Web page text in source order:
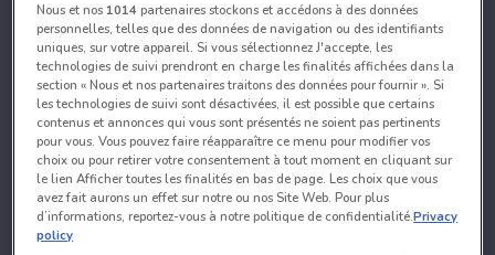
Nous et nos 1014partenaires stockons et accédons à des données
personnelles, telles que des données de navigation ou des identifiants
uniques, sur votre appareil. Si vous sélectionnez J'accepte, les
technologies de suivi prendront en charge les finalités affichées dans la
section « Nous et nos partenaires traitons des données pour fournir ». Si
les technologies de suivi sont désactivées, il est possible que certains
contenus et annonces qui vous sont présentés ne soient pas pertinents
pour vous. Vous pouvez faire réapparaître ce menu pour modifier vos
choix ou pour retirer votre consentement à tout moment en cliquant sur
le lien Afficher toutes les finalités en bas de page. Les choix que vous
avez fait aurons un effet sur notre ou nos Site Web. Pour plus
d’informations, reportez-vous à notre politique de confidentialité.Privacy
policy